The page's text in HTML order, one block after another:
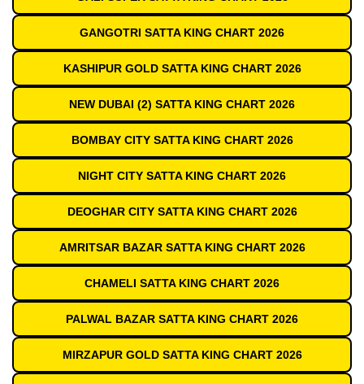
GANGOTRI SATTA KING CHART 2026
KASHIPUR GOLD SATTA KING CHART 2026
NEW DUBAI (2) SATTA KING CHART 2026
BOMBAY CITY SATTA KING CHART 2026
NIGHT CITY SATTA KING CHART 2026
DEOGHAR CITY SATTA KING CHART 2026
AMRITSAR BAZAR SATTA KING CHART 2026
CHAMELI SATTA KING CHART 2026
PALWAL BAZAR SATTA KING CHART 2026
MIRZAPUR GOLD SATTA KING CHART 2026